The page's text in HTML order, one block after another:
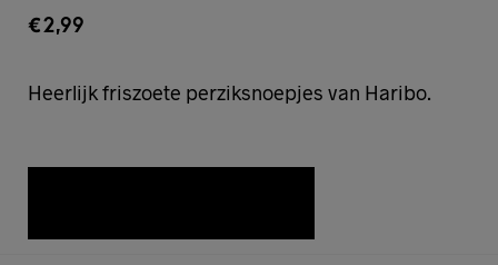
€2,99
Heerlijk friszoete perziksnoepjes van Haribo.